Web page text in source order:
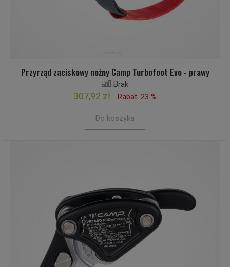
Przyrząd zaciskowy nożny Camp Turbofoot Evo - prawy
Brak
307,92 zł Rabat: 23 %
Do koszyka